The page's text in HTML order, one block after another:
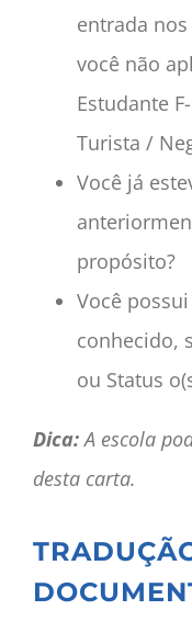
entrada
você não
Estudante
Turista /
Você já
propósito?
Você
conhecido,
ou Status
Dica:A escola
desta carta.